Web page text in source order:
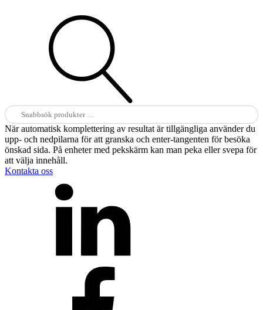
Sök
efter:
När automatisk komplettering av resultat är tillgängliga använder du
upp- och nedpilarna för att granska och enter-tangenten för besöka
önskad sida. På enheter med pekskärm kan man peka eller svepa för
att välja innehåll.
Kontakta oss